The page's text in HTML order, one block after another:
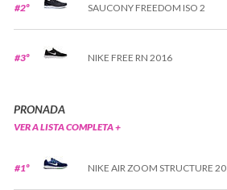
#2º SAUCONY FREEDOM ISO 2
#3º NIKE FREE RN 2016
PRONADA
VER A LISTA COMPLETA +
#1º NIKE AIR ZOOM STRUCTURE 20